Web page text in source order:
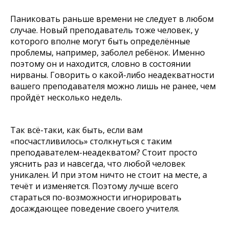
Паниковать раньше времени не следует в любом
случае. Новый преподаватель тоже человек, у
которого вполне могут быть определённые
проблемы, например, заболел ребёнок. Именно
поэтому он и находится, словно в состоянии
нирваны. Говорить о какой-либо неадекватности
вашего преподавателя можно лишь не ранее, чем
пройдёт несколько недель.
Так всё-таки, как быть, если вам
«посчастливилось» столкнуться с таким
преподавателем-неадекватом? Стоит просто
уяснить раз и навсегда, что любой человек
уникален. И при этом ничто не стоит на месте, а
течёт и изменяется. Поэтому лучше всего
стараться по-возможности игнорировать
досаждающее поведение своего учителя.